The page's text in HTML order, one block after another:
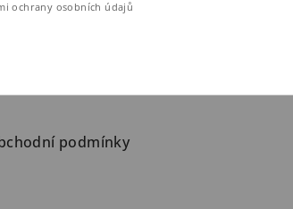
ochrany osobních údajů
podmínky